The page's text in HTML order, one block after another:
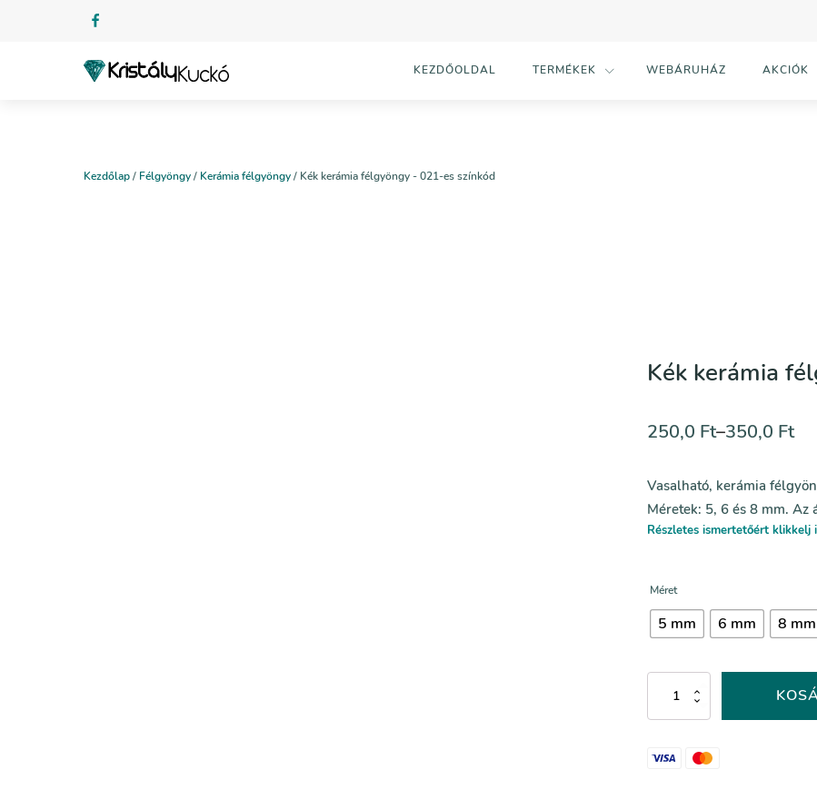
KEZDŐOLDAL TERMÉKEK WEBÁRUHÁZ AKCIÓK
Kezdőlap/ Félgyöngy/ Kerámia félgyöngy/ Kék kerámia félgyöngy - 021-es színkód
Kék kerámia
250,0 Ft–350,0 Ft
Vasalható, kerámia
Méretek: 5, 6 és 8 mm. Az
Részletes ismertetőért klikkelj
Méret
5 mm 6 mm 8 mm
kerámia
félgyöngy
021-